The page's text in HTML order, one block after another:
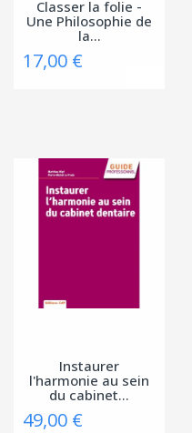
Classer la folie -
Une Philosophie de
la...
17,00 €
Instaurer
l'harmonie au sein
du cabinet...
49,00 €